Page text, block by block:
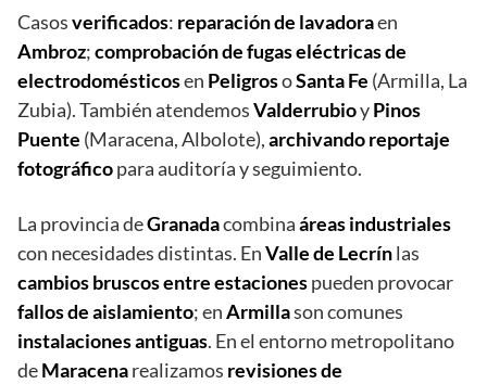
Casosverificados: reparación de lavadoraen
Ambroz;comprobación de fugas eléctricas de
electrodomésticosen PeligrosoSanta Fe (Armilla, La
Zubia). También atendemosValderrubioyPinos
Puente (Maracena, Albolote),archivando reportaje
fotográficopara auditoría y seguimiento.
La provincia deGranadacombinaáreas industriales
con necesidades distintas. EnValle de Lecrínlas
cambios bruscos entre estacionespueden provocar
fallos de aislamiento; enArmillason comunes
instalaciones antiguas. En el entorno metropolitano
deMaracenarealizamos revisiones de